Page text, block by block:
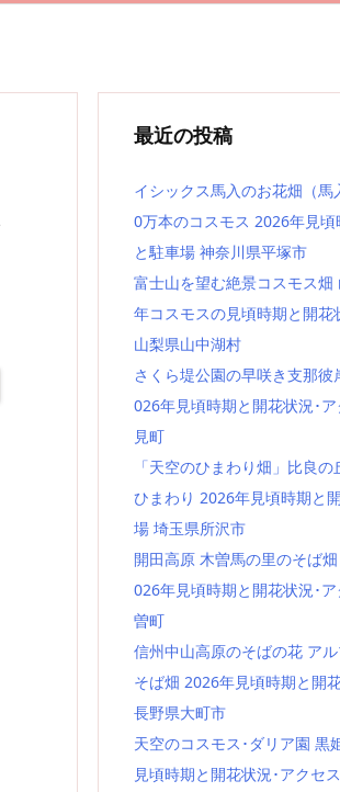
最近の投稿
イシックス馬入のお花畑（
0万本のコスモス 2026年見
と駐車場 神奈川県平塚市
富士山を望む絶景コスモス
年コスモスの見頃時期と開
山梨県山中湖村
さくら堤公園の早咲き支那
026年見頃時期と開花状況･
見町
「天空のひまわり畑」比良
ひまわり 2026年見頃時期と
場 埼玉県所沢市
開田高原 木曽馬の里のそば
026年見頃時期と開花状況･
曽町
信州中山高原のそばの花 ア
そば畑 2026年見頃時期と開
長野県大町市
天空のコスモス･ダリア園 黒
見頃時期と開花状況･アクセ